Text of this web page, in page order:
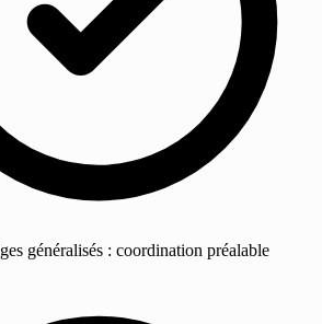
généralisés : coordination préalable